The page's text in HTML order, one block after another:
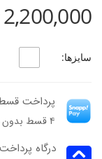
2,200,000 تومان
سایزها:
پرداخت
۴ قسط بدون کارمزد، ماهانه ۵۵۰٬۰۰۰ تومان
درگاه